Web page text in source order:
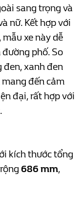
sang trọng và
nữ. Kết hợp với
xe này dễ
phố. So
đen, xanh đen
đến cảm
đại, rất hợp với
kích thước tổng
686 mm,